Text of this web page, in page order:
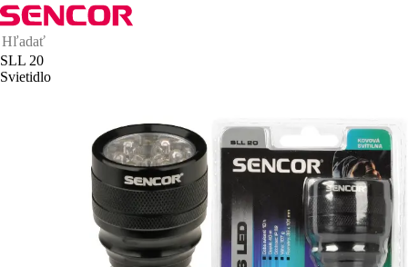
SLL 20
Svietidlo